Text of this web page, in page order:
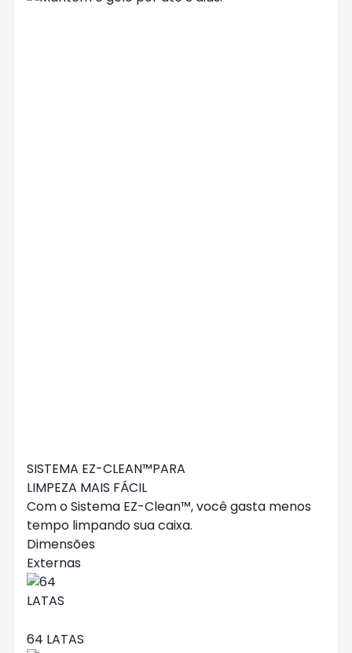
SISTEMA EZ-CLEAN™PARA
LIMPEZA MAIS FÁCIL
Com o Sistema EZ-Clean™, você gasta menos
tempo limpando sua caixa.
Dimensões
Externas
64 LATAS